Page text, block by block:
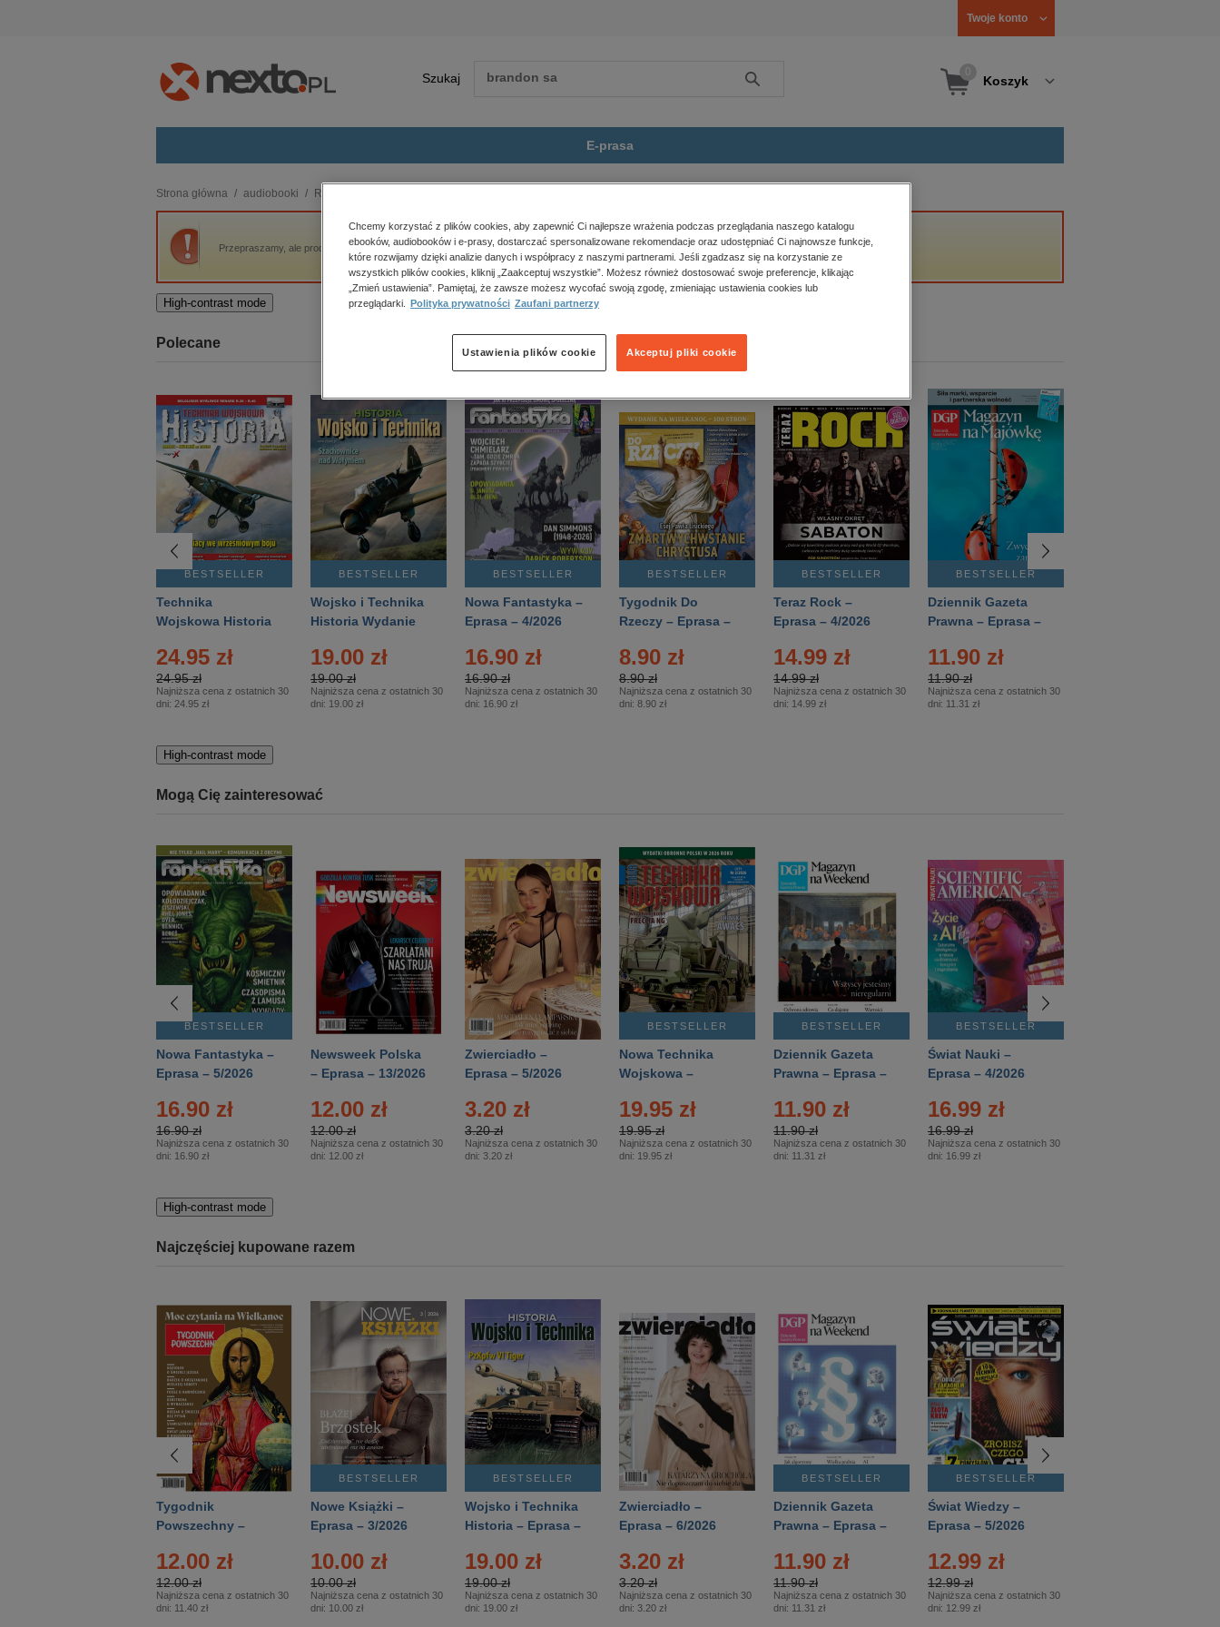
Twoje konto
Szukaj Szukaj Koszyk
E-prasa
budownictwo, aranżacja wnętrz
biznesowe, branżowe, gospodarka
darmowe wydania
edukacja
kobiece, lifestyle, kultura
polityka, społeczno-informacyjne
psychologiczne
inne
popularno-naukowe
historia
zdrowie
religie
Strona główna audiobooki Romans i erotyka
Przepraszamy, ale produkt „Venom III. W otchłani spokoju” nie jest dostępny.
High-contrast mode
Polecane
BESTSELLER
Technika
Wojskowa Historia
24.95 zł
24.95 zł
Najniższa cena z ostatnich 30
dni: 24.95 zł
BESTSELLER
Wojsko i Technika
Historia Wydanie
– 2/2026
19.00 zł
19.00 zł
Najniższa cena z ostatnich 30
dni: 19.00 zł
BESTSELLER
Nowa Fantastyka –
Eprasa – 4/2026
16.90 zł
16.90 zł
Najniższa cena z ostatnich 30
dni: 16.90 zł
BESTSELLER
Tygodnik Do
Rzeczy – Eprasa –
8.90 zł
8.90 zł
Najniższa cena z ostatnich 30
dni: 8.90 zł
BESTSELLER
Teraz Rock –
Eprasa – 4/2026
14.99 zł
14.99 zł
Najniższa cena z ostatnich 30
dni: 14.99 zł
BESTSELLER
Dziennik Gazeta
Prawna – Eprasa –
11.90 zł
11.90 zł
Najniższa cena z ostatnich 30
dni: 11.31 zł
High-contrast mode
Mogą Cię zainteresować
BESTSELLER
Nowa Fantastyka –
Eprasa – 5/2026
16.90 zł
16.90 zł
Najniższa cena z ostatnich 30
dni: 16.90 zł
Newsweek Polska
– Eprasa – 13/2026
12.00 zł
12.00 zł
Najniższa cena z ostatnich 30
dni: 12.00 zł
Zwierciadło –
Eprasa – 5/2026
3.20 zł
3.20 zł
Najniższa cena z ostatnich 30
dni: 3.20 zł
BESTSELLER
Nowa Technika
Wojskowa –
19.95 zł
19.95 zł
Najniższa cena z ostatnich 30
dni: 19.95 zł
BESTSELLER
Dziennik Gazeta
Prawna – Eprasa –
11.90 zł
11.90 zł
Najniższa cena z ostatnich 30
dni: 11.31 zł
BESTSELLER
Świat Nauki –
Eprasa – 4/2026
16.99 zł
16.99 zł
Najniższa cena z ostatnich 30
dni: 16.99 zł
High-contrast mode
Najczęściej kupowane razem
Tygodnik
Powszechny –
12.00 zł
12.00 zł
Najniższa cena z ostatnich 30
dni: 11.40 zł
BESTSELLER
Nowe Książki –
Eprasa – 3/2026
10.00 zł
10.00 zł
Najniższa cena z ostatnich 30
dni: 10.00 zł
BESTSELLER
Wojsko i Technika
Historia – Eprasa –
19.00 zł
19.00 zł
Najniższa cena z ostatnich 30
dni: 19.00 zł
Zwierciadło –
Eprasa – 6/2026
3.20 zł
3.20 zł
Najniższa cena z ostatnich 30
dni: 3.20 zł
BESTSELLER
Dziennik Gazeta
Prawna – Eprasa –
11.90 zł
11.90 zł
Najniższa cena z ostatnich 30
dni: 11.31 zł
BESTSELLER
Świat Wiedzy –
Eprasa – 5/2026
12.99 zł
12.99 zł
Najniższa cena z ostatnich 30
dni: 12.99 zł
Chcemy korzystać z plików cookies, aby zapewnić Ci najlepsze wrażenia podczas przeglądania naszego katalogu
ebooków, audiobooków i e-prasy, dostarczać spersonalizowane rekomendacje oraz udostępniać Ci najnowsze funkcje,
które rozwijamy dzięki analizie danych i współpracy z naszymi partnerami. Jeśli zgadzasz się na korzystanie ze
wszystkich plików cookies, kliknij „Zaakceptuj wszystkie”. Możesz również dostosować swoje preferencje, klikając
„Zmień ustawienia”. Pamiętaj, że zawsze możesz wycofać swoją zgodę, zmieniając ustawienia cookies lub
przeglądarki.
Polityka prywatności Zaufani partnerzy
Akceptuj pliki cookie
Ustawienia plików cookie